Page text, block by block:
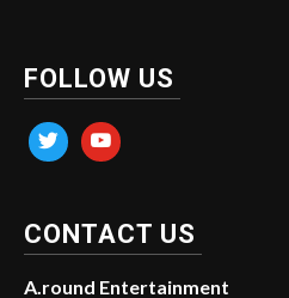
FOLLOW US
twitter youtube
CONTACT US
A.round Entertainment